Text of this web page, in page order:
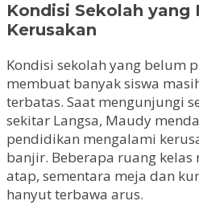
Kondisi Sekolah yang
Kerusakan
Kondisi sekolah yang belum
membuat banyak siswa
terbatas. Saat mengunjungi
sekitar Langsa, Maudy
pendidikan mengalami
banjir. Beberapa ruang kelas
atap, sementara meja dan
hanyut terbawa arus.